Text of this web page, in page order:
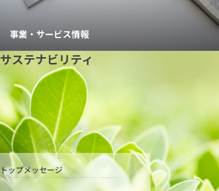
事業・サービス情報
サステナビリティ
トップメッセージ